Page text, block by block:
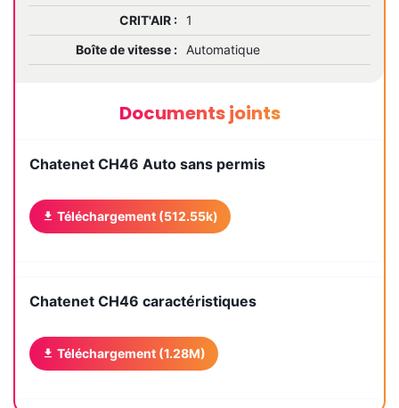
CRIT'AIR : 1
Boîte de vitesse : Automatique
Documents joints
Chatenet CH46 Auto sans permis
Téléchargement (512.55k)
Chatenet CH46 caractéristiques
Téléchargement (1.28M)